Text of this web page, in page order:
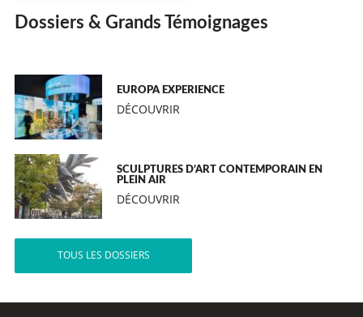
Dossiers & Grands Témoignages
EUROPA EXPERIENCE
DÉCOUVRIR
SCULPTURES D’ART CONTEMPORAIN EN
PLEIN AIR
DÉCOUVRIR
TOUS LES DOSSIERS